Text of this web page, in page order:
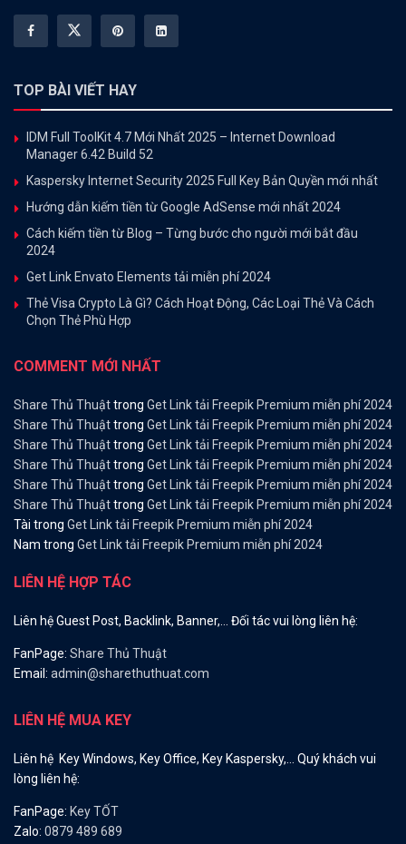
TOP BÀI VIẾT HAY
IDM Full ToolKit 4.7 Mới Nhất 2025 – Internet Download
Manager 6.42 Build 52
Kaspersky Internet Security 2025 Full Key Bản Quyền mới nhất
Hướng dẫn kiếm tiền từ Google AdSense mới nhất 2024
Cách kiếm tiền từ Blog – Từng bước cho người mới bắt đầu
2024
Get Link Envato Elements tải miễn phí 2024
Thẻ Visa Crypto Là Gì? Cách Hoạt Động, Các Loại Thẻ Và Cách
Chọn Thẻ Phù Hợp
COMMENT MỚI NHẤT
Share Thủ Thuậttrong Get Link tải Freepik Premium miễn phí 2024
Share Thủ Thuậttrong Get Link tải Freepik Premium miễn phí 2024
Share Thủ Thuậttrong Get Link tải Freepik Premium miễn phí 2024
Share Thủ Thuậttrong Get Link tải Freepik Premium miễn phí 2024
Share Thủ Thuậttrong Get Link tải Freepik Premium miễn phí 2024
Share Thủ Thuậttrong Get Link tải Freepik Premium miễn phí 2024
Tài trong Get Link tải Freepik Premium miễn phí 2024
Nam trong Get Link tải Freepik Premium miễn phí 2024
LIÊN HỆ HỢP TÁC
Liên hệ Guest Post, Backlink, Banner,… Đối tác vui lòng liên hệ:
FanPage: Share Thủ Thuật
Email: admin@sharethuthuat.com
LIÊN HỆ MUA KEY
Liên hệ Key Windows, Key Office, Key Kaspersky,… Quý khách vui
lòng liên hệ:
FanPage: Key TỐT
Zalo: 0879 489 689